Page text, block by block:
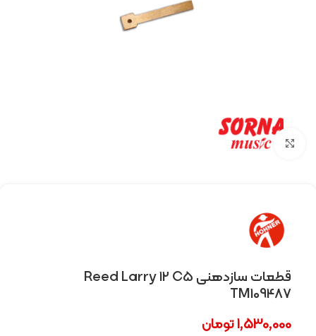
Click to enlarge
قطعات سازدهنی Reed Larry 12 C5
TM109487
1,530,000تومان